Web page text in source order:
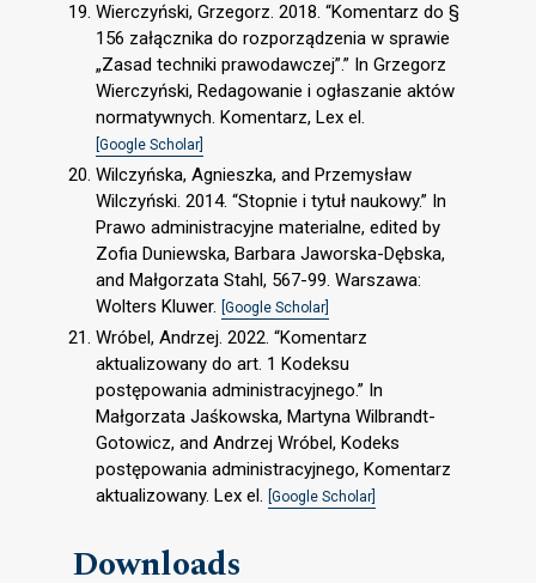
Wierczyński, Grzegorz. 2018. “Komentarz do §
156 załącznika do rozporządzenia w sprawie
„Zasad techniki prawodawczej”.” In Grzegorz
Wierczyński, Redagowanie i ogłaszanie aktów
normatywnych. Komentarz, Lex el.
[Google Scholar]
Wilczyńska, Agnieszka, and Przemysław
Wilczyński. 2014. “Stopnie i tytuł naukowy.” In
Prawo administracyjne materialne, edited by
Zofia Duniewska, Barbara Jaworska-Dębska,
and Małgorzata Stahl, 567-99. Warszawa:
Wolters Kluwer. [Google Scholar]
Wróbel, Andrzej. 2022. “Komentarz
aktualizowany do art. 1 Kodeksu
postępowania administracyjnego.” In
Małgorzata Jaśkowska, Martyna Wilbrandt-
Gotowicz, and Andrzej Wróbel, Kodeks
postępowania administracyjnego, Komentarz
aktualizowany. Lex el.
[Google Scholar]
Downloads